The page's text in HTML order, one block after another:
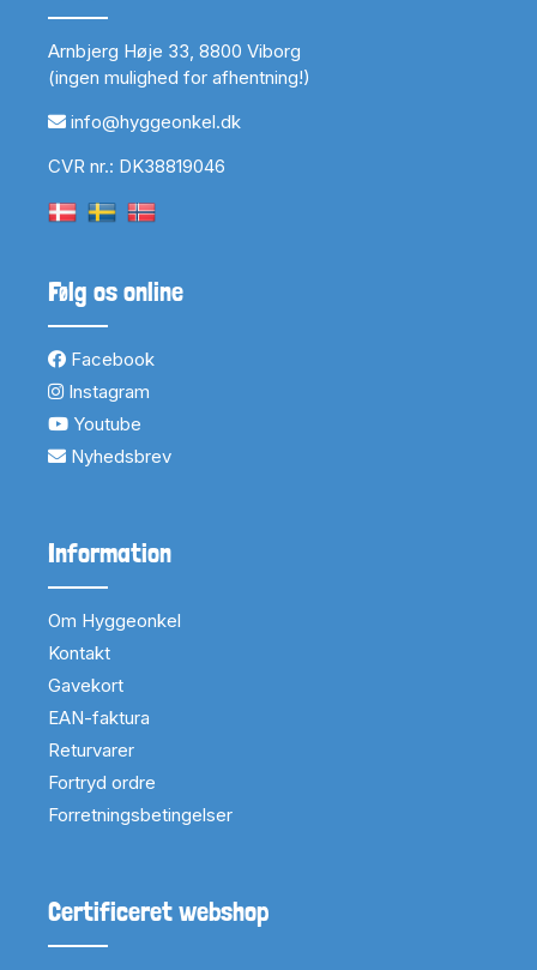
Arnbjerg Høje 33, 8800 Viborg
(ingen mulighed for afhentning!)
info@hyggeonkel.dk
CVR nr.: DK38819046
Følg os online
Facebook
Instagram
Youtube
Nyhedsbrev
Information
Om Hyggeonkel
Kontakt
Gavekort
EAN-faktura
Returvarer
Fortryd ordre
Forretningsbetingelser
Certificeret webshop